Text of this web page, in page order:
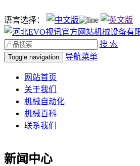
语言选择：
搜 索
Toggle navigation 导航菜单
网站首页
关于我们
机械自动化
机械百科
联系我们
新闻中心